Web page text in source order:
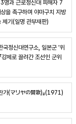
명과 근로정신대 피해자 7
을 촉구하며 야마구치 지방
제기(일명 관부재판)
국정신대연구소, 일본군 '위
제로 끌려간 조선인 군위
가(マリヤの賛歌)』(1971)